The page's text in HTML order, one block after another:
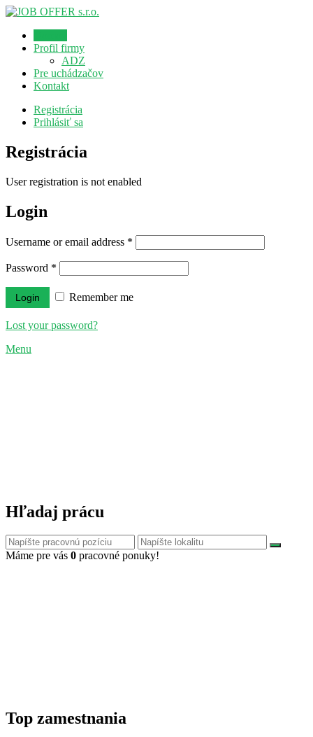
Profil firmy
ADZ
Pre uchádzačov
Kontakt
Registrácia
Prihlásiť sa
Registrácia
User registration is not enabled
Login
Username or email address *
Password *
Remember me
Lost your password?
Menu
Hľadaj prácu
Máme pre vás 0 pracovné ponuky!
Top zamestnania